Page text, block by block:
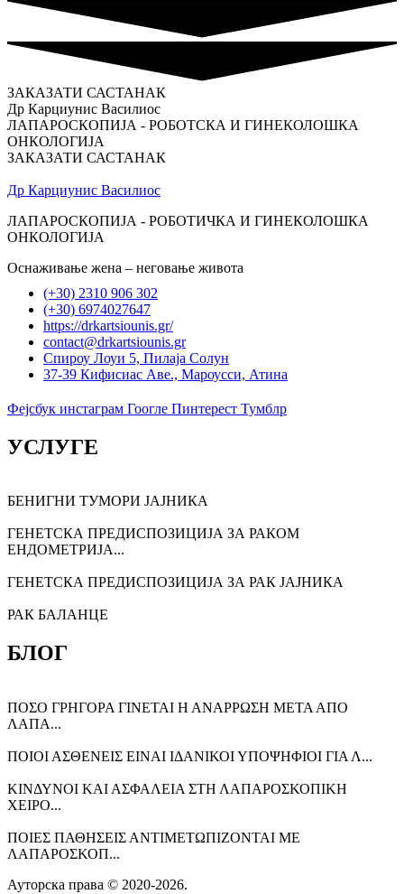
ЗАКАЗАТИ САСТАНАК
Др Карциунис Василиос
ЛАПАРОСКОПИЈА - РОБОТСКА И ГИНЕКОЛОШКА
ОНКОЛОГИЈА
ЗАКАЗАТИ САСТАНАК
Др Карциунис Василиос
ЛАПАРОСКОПИЈА - РОБОТИЧКА И ГИНЕКОЛОШКА
ОНКОЛОГИЈА
Оснаживање жена – неговање живота
(+30) 2310 906 302
(+30) 6974027647
https://drkartsiounis.gr/
contact@drkartsiounis.gr
Спироу Лоуи 5, Пилаја Солун
37-39 Кифисиас Аве., Мароусси, Атина
Фејсбук инстаграм Гоогле Пинтерест Тумблр
УСЛУГЕ
БЕНИГНИ ТУМОРИ ЈАЈНИКА
ГЕНЕТСКА ПРЕДИСПОЗИЦИЈА ЗА РАКОМ
ЕНДОМЕТРИЈА...
ГЕНЕТСКА ПРЕДИСПОЗИЦИЈА ЗА РАК ЈАЈНИКА
РАК БАЛАНЦЕ
БЛОГ
ΠΟΣΟ ΓΡΗΓΟΡΑ ΓΙΝΕΤΑΙ Η ΑΝΑΡΡΩΣΗ ΜΕΤΑ ΑΠΟ
ΛΑΠΑ...
ΠΟΙΟΙ ΑΣΘΕΝΕΙΣ ΕΙΝΑΙ ΙΔΑΝΙΚΟΙ ΥΠΟΨΗΦΙΟΙ ΓΙΑ Λ...
ΚΙΝΔΥΝΟΙ ΚΑΙ ΑΣΦΑΛΕΙΑ ΣΤΗ ΛΑΠΑΡΟΣΚΟΠΙΚΗ
ΧΕΙΡΟ...
ΠΟΙΕΣ ΠΑΘΗΣΕΙΣ ΑΝΤΙΜΕΤΩΠΙΖΟΝΤΑΙ ΜΕ
ΛΑΠΑΡΟΣΚΟΠ...
Ауторска права © 2020-2026.